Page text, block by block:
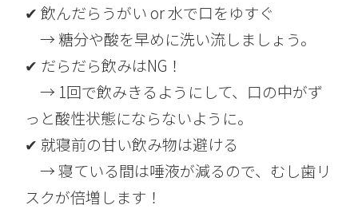
✔ 飲んだらうがい or 水で口をゆすぐ
→ 糖分や酸を早めに洗い流しましょう。
✔ だらだら飲みはNG！
→ 1回で飲みきるようにして、口の中がず
っと酸性状態にならないように。
✔ 就寝前の甘い飲み物は避ける
→ 寝ている間は唾液が減るので、むし歯リ
スクが倍増します！